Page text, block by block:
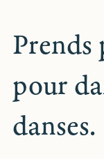
Prends
pour
danses.